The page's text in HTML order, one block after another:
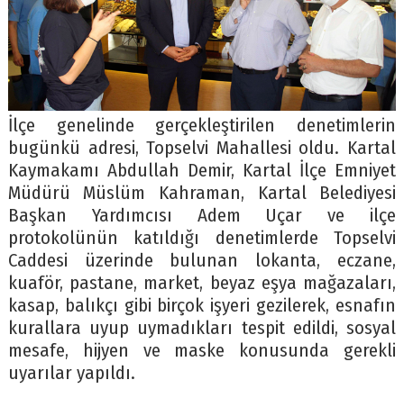
İlçe genelinde gerçekleştirilen denetimlerin
bugünkü adresi, Topselvi Mahallesi oldu. Kartal
Kaymakamı Abdullah Demir, Kartal İlçe Emniyet
Müdürü Müslüm Kahraman, Kartal Belediyesi
Başkan Yardımcısı Adem Uçar ve ilçe
protokolünün katıldığı denetimlerde Topselvi
Caddesi üzerinde bulunan lokanta, eczane,
kuaför, pastane, market, beyaz eşya mağazaları,
kasap, balıkçı gibi birçok işyeri gezilerek, esnafın
kurallara uyup uymadıkları tespit edildi, sosyal
mesafe, hijyen ve maske konusunda gerekli
uyarılar yapıldı.